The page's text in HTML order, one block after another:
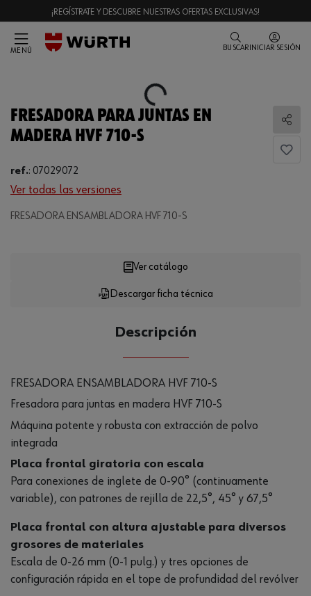
¡REGÍSTRATE Y DESCUBRE NUESTRAS OFERTAS EXCLUSIVAS!
MENÚ BUSCAR INICIAR SESIÓN
Loading...
FRESADORA PARA JUNTAS EN
MADERA HVF 710-S
ref.: 07029072
Ver todas las versiones
FRESADORA ENSAMBLADORA HVF 710-S
Descargar ficha técnica
Ver catálogo
Descripción
FRESADORA ENSAMBLADORA HVF 710-S
Fresadora para juntas en madera HVF 710-S
Máquina potente y robusta con extracción de polvo
integrada
Placa frontal giratoria con escala
Para conexiones de inglete de 0-90° (continuamente
variable), con patrones de rejilla de 22,5°, 45° y 67,5°
Placa frontal con altura ajustable para diversos
grosores de materiales
Escala de 0-26 mm (0-1 pulg.) y tres opciones de
configuración rápida en el tope de profundidad del revólver